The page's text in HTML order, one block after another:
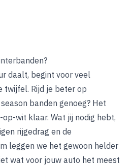
daalt, begint voor veel
twijfel. Rijd je beter op
banden genoeg? Het
wit klaar. Wat jij nodig hebt,
rijgedrag en de
leggen we het gewoon helder
wat voor jouw auto het meest